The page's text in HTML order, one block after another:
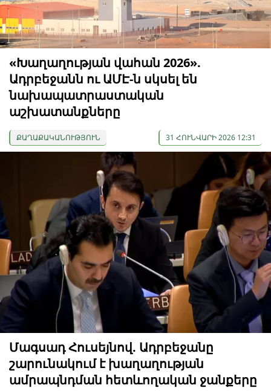
«Խաղաղության վահան 2026».
Ադրբեջանն ու ԱՄԷ-ն սկսել են
նախապատրաստական ​​
աշխատանքները
ՔԱՂԱՔԱԿԱՆՈՒԹՅՈՒՆ 31 ՀՈՒՆՎԱՐԻ 2026 12:31
Մագսադ Հուսեյնով. Ադրբեջանը
շարունակում է խաղաղության
ամրապնդման հետևողական ջանքերը